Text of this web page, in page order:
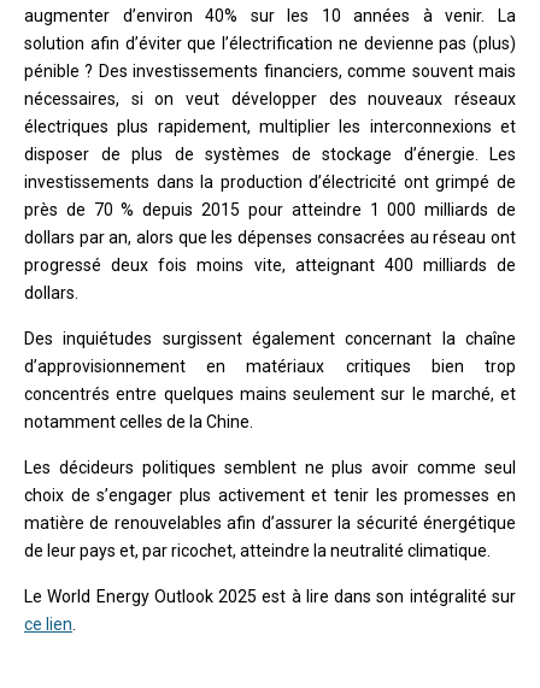
augmenter d’environ 40% sur les 10 années à venir. La
solution afin d’éviter que l’électrification ne devienne pas (plus)
pénible ? Des investissements financiers, comme souvent mais
nécessaires, si on veut développer des nouveaux réseaux
électriques plus rapidement, multiplier les interconnexions et
disposer de plus de systèmes de stockage d’énergie. Les
investissements dans la production d’électricité ont grimpé de
près de 70 % depuis 2015 pour atteindre 1 000 milliards de
dollars par an, alors que les dépenses consacrées au réseau ont
progressé deux fois moins vite, atteignant 400 milliards de
dollars.
Des inquiétudes surgissent également concernant la chaîne
d’approvisionnement en matériaux critiques bien trop
concentrés entre quelques mains seulement sur le marché, et
notamment celles de la Chine.
Les décideurs politiques semblent ne plus avoir comme seul
choix de s’engager plus activement et tenir les promesses en
matière de renouvelables afin d’assurer la sécurité énergétique
de leur pays et, par ricochet, atteindre la neutralité climatique.
Le World Energy Outlook 2025 est à lire dans son intégralité sur
ce lien